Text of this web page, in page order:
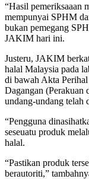
“Hasil pemeriksaaan
mempunyai SPHM
bukan pemegang
JAKIM hari ini.
Justeru, JAKIM
halal Malaysia pada
di bawah Akta
Dagangan (Perakuan
undang-undang
“Pengguna
seseuatu produk
halal.
“Pastikan produk
berautoriti,”